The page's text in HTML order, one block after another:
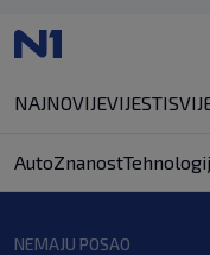
NAJNOVIJEVIJESTI
AutoZnanost
NEMAJU POSAO